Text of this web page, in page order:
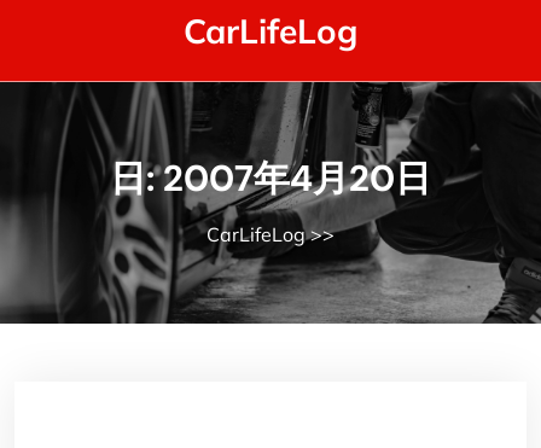
CarLifeLog
日:2007年4月20日
CarLifeLog>>